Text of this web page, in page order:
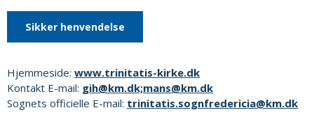
Sikker henvendelse
Hjemmeside: www.trinitatis-kirke.dk
Kontakt E-mail: gih@km.dk;mans@km.dk
Sognets officielle E-mail: trinitatis.sognfredericia@km.dk